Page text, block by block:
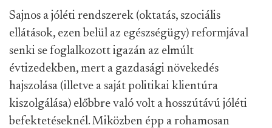
Sajnos a jóléti rendszerek (oktatás, szociális
ellátások, ezen belül az egészségügy) reformjával
senki se foglalkozott igazán az elmúlt
évtizedekben, mert a gazdasági növekedés
hajszolása (illetve a saját politikai klientúra
kiszolgálása) előbbre való volt a hosszútávú jóléti
befektetéseknél. Miközben épp a rohamosan